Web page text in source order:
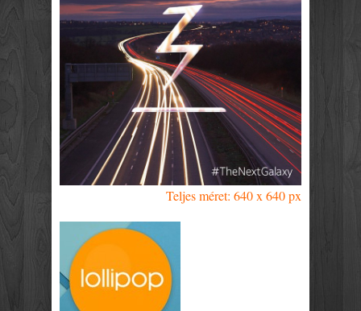
Teljes méret: 640 x 640 px